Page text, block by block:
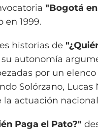
"Bogotá
en 1999.
historias de
autonomía
por un
Solórzano,
actuación
Paga el Pato?"